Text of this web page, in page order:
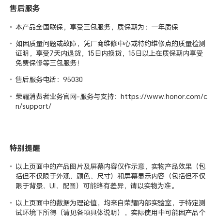
售后服务
本产品全国联保，享受三包服务，质保期为：一年质保
如因质量问题或故障，凭厂商维修中心或特约维修点的质量检测
证明，享受7天内退货，15日内换货，15日以上在质保期内享受
免费保修等三包服务！
售后服务电话：95030
荣耀消费者业务官网-服务与支持：https://www.honor.com/c
n/support/
特别提醒
以上页面中的产品图片及屏幕内容仅作示意，实物产品效果（包
括但不仅限于外观、颜色、尺寸）和屏幕显示内容（包括但不仅
限于背景、UI、配图）可能略有差异，请以实物为准。
以上页面中的数据为理论值，均来自荣耀内部实验室，于特定测
试环境下所得（请见各项具体说明），实际使用中可能因产品个